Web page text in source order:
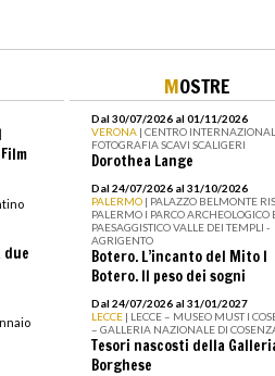
Film
due
MOSTRE
Dal 30/07/2026 al 01/11/2026
VERONA | CENTRO
FOTOGRAFIA SCAVI SCALIGERI
Dorothea Lange
Dal 24/07/2026 al 31/10/2026
PALERMO | PALAZZO BELMONTE
PALERMO I PARCO ARCHEOLOGICO
PAESAGGISTICO VALLE DEI TEMPLI -
AGRIGENTO
Botero. L’incanto del Mito I
Botero. Il peso dei sogni
Dal 24/07/2026 al 31/01/2027
LECCE | LECCE – MUSEO MUST I
– GALLERIA NAZIONALE DI
Tesori nascosti della
Borghese